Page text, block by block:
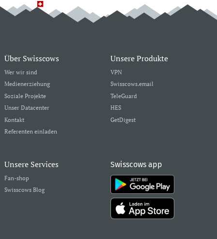
Über Swisscows
Wer wir sind
Medienerziehung
Soziale Projekte
Unser Datacenter
Kontakt
Referenten einladen
Unsere Produkte
VPN
Swisscows.email
TeleGuard
HES
GetDigest
Unsere Services
Fan-shop
Swisscows Blog
Swisscows app